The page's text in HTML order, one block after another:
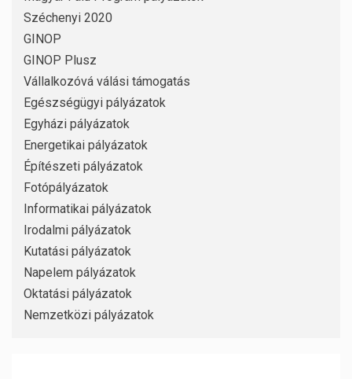
Széchenyi 2020
GINOP
GINOP Plusz
Vállalkozóvá válási támogatás
Egészségügyi pályázatok
Egyházi pályázatok
Energetikai pályázatok
Építészeti pályázatok
Fotópályázatok
Informatikai pályázatok
Irodalmi pályázatok
Kutatási pályázatok
Napelem pályázatok
Oktatási pályázatok
Nemzetközi pályázatok